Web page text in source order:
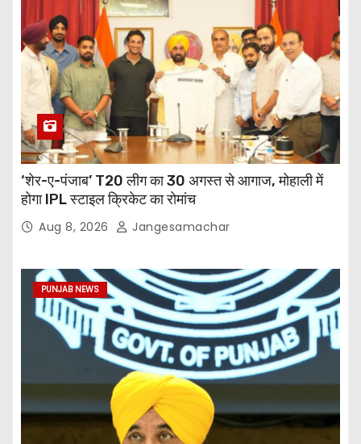
‘शेर-ए-पंजाब’ T20 लीग का 30 अगस्त से आगाज, मोहाली में
होगा IPL स्टाइल क्रिकेट का रोमांच
Aug 8, 2026 Jangesamachar
PUNJAB NEWS